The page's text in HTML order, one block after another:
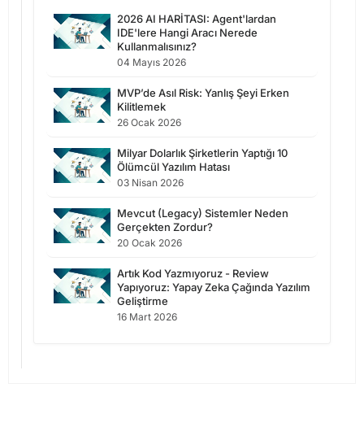
2026 AI HARİTASI: Agent'lardan
IDE'lere Hangi Aracı Nerede
Kullanmalısınız?
04 Mayıs 2026
MVP’de Asıl Risk: Yanlış Şeyi Erken
Kilitlemek
26 Ocak 2026
Milyar Dolarlık Şirketlerin Yaptığı 10
Ölümcül Yazılım Hatası
03 Nisan 2026
Mevcut (Legacy) Sistemler Neden
Gerçekten Zordur?
20 Ocak 2026
Artık Kod Yazmıyoruz - Review
Yapıyoruz: Yapay Zeka Çağında Yazılım
Geliştirme
16 Mart 2026